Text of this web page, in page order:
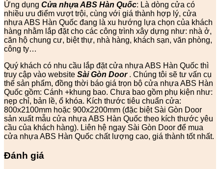
Ứng dụng Cửa nhựa ABS Hàn Quốc: Là dòng cửa có
nhiều ưu điểm vượt trội, cùng với giá thành hợp lý, cửa
nhựa ABS Hàn Quốc đang là xu hướng lựa chọn của khách
hàng nhằm lắp đặt cho các công trình xây dựng như: nhà ở,
căn hộ chung cư, biệt thự, nhà hàng, khách sạn, văn phòng,
công ty…
Quý khách có nhu cầu lắp đặt cửa nhựa ABS Hàn Quốc thì
truy cập vào website Sài Gòn Door. Chúng tôi sẽ tư vấn cụ
thể sản phẩm, đồng thời báo giá trọn bộ cửa nhựa ABS Hàn
Quốc gồm: Cánh +khung bao. Chưa bao gồm phụ kiện như:
nẹp chỉ, bản lề, ổ khóa. Kích thước tiêu chuẩn cửa:
800x2100mm hoặc 900x2200mm (đặc biệt Sài Gòn Door
sản xuất mẫu cửa nhựa ABS Hàn Quốc theo kích thước yêu
cầu của khách hàng). Liên hệ ngay Sài Gòn Door để mua
cửa nhựa ABS Hàn Quốc chất lượng cao, giá thành tốt nhất.
Đánh giá